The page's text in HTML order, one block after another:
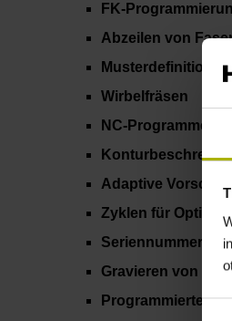
FK-
Abzeilen von
Musterdefinitionen
Wirbelfräsen
NC-Programme
Adaptive
Zyklen für
Seriennummer
Gravieren von